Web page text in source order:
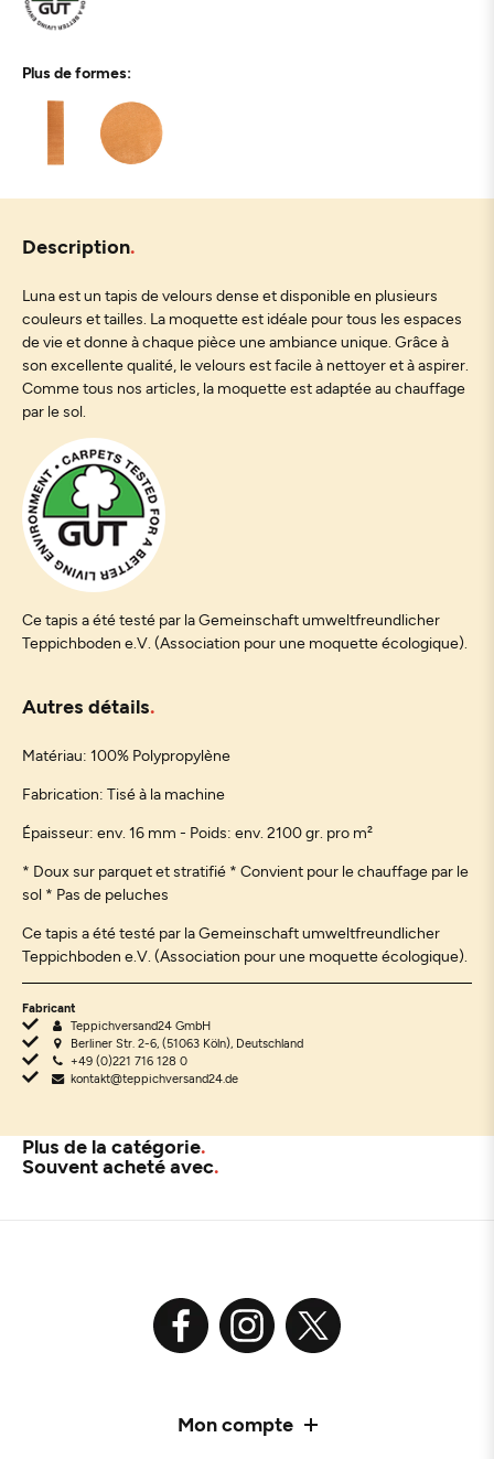
Plus de formes:
Description
Luna est un tapis de velours dense et disponible en plusieurs
couleurs et tailles. La moquette est idéale pour tous les espaces
de vie et donne à chaque pièce une ambiance unique. Grâce à
son excellente qualité, le velours est facile à nettoyer et à aspirer.
Comme tous nos articles, la moquette est adaptée au chauffage
par le sol.
Ce tapis a été testé par la Gemeinschaft umweltfreundlicher
Teppichboden e.V. (Association pour une moquette écologique).
Autres détails
Matériau: 100% Polypropylène
Fabrication: Tisé à la machine
Épaisseur: env. 16 mm - Poids: env. 2100 gr. pro m²
* Doux sur parquet et stratifié * Convient pour le chauffage par le
sol * Pas de peluches
Ce tapis a été testé par la Gemeinschaft umweltfreundlicher
Teppichboden e.V. (Association pour une moquette écologique).
Fabricant
Teppichversand24 GmbH
Berliner Str. 2-6, (51063 Köln), Deutschland
+49 (0)221 716 128 0
kontakt@teppichversand24.de
Plus de la catégorie
Souvent acheté avec
Mon compte